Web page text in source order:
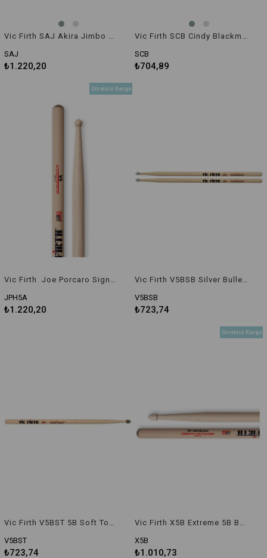
Vic Firth SAJ Akira Jimbo Signature Baget
SAJ
₺1.220,20
Vic Firth SCB Cindy Blackman Signature 5A Baget
SCB
₺704,89
JPH5A
₺1.220,20
Ücretsiz Kargo
V5BSB
₺723,74
Vic Firth V5BST 5B Soft Touch (Keçe Uç) Baget
V5BST
₺723,74
Vic Firth X5B Extreme 5B Baget
X5B
₺1.010,73
Ücretsiz Kargo